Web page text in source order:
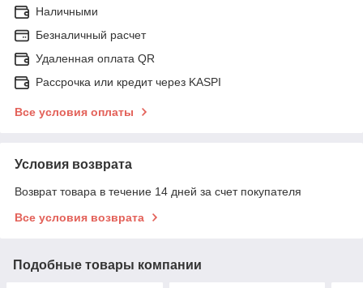
Наличными
Безналичный расчет
Удаленная оплата QR
Рассрочка или кредит через KASPI
Все условия оплаты
Условия возврата
Возврат товара в течение 14 дней за счет покупателя
Все условия возврата
Подобные товары компании